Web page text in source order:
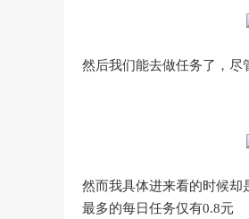
然后我们能去做任务了，尽
然而我具体进来看的时候却
最多的每日任务仅有0.8元